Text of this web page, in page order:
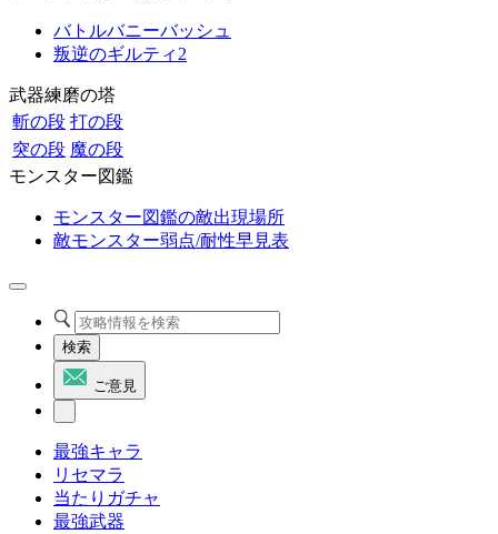
バトルバニーバッシュ
叛逆のギルティ2
武器練磨の塔
斬の段 打の段
突の段 魔の段
モンスター図鑑
モンスター図鑑の敵出現場所
敵モンスター弱点/耐性早見表
検索
ご意見
最強キャラ
リセマラ
当たりガチャ
最強武器